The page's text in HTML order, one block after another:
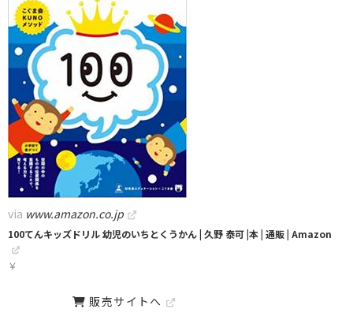
via www.amazon.co.jp
100てんキッズドリル 幼児のいちとくうかん | 久野 泰可 |本 | 通販 | Amazon
￥
販売サイトへ